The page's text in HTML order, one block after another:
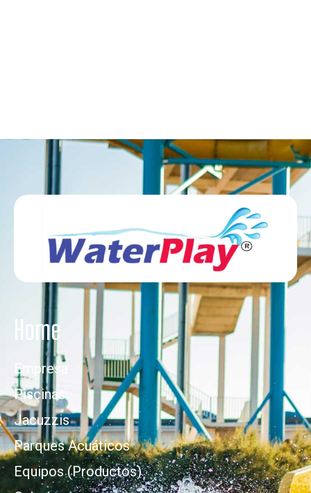
Home
Empresa
Piscinas
Jacuzzis
Parques Acuáticos
Equipos (Productos)